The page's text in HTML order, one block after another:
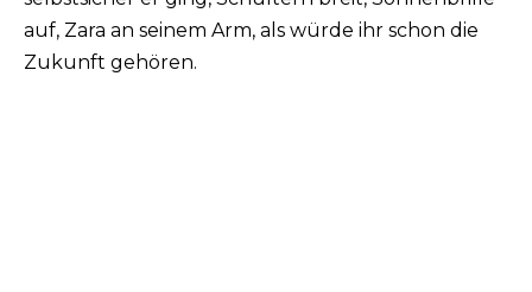
auf, Zara an seinem Arm, als würde ihr schon die
Zukunft gehören.